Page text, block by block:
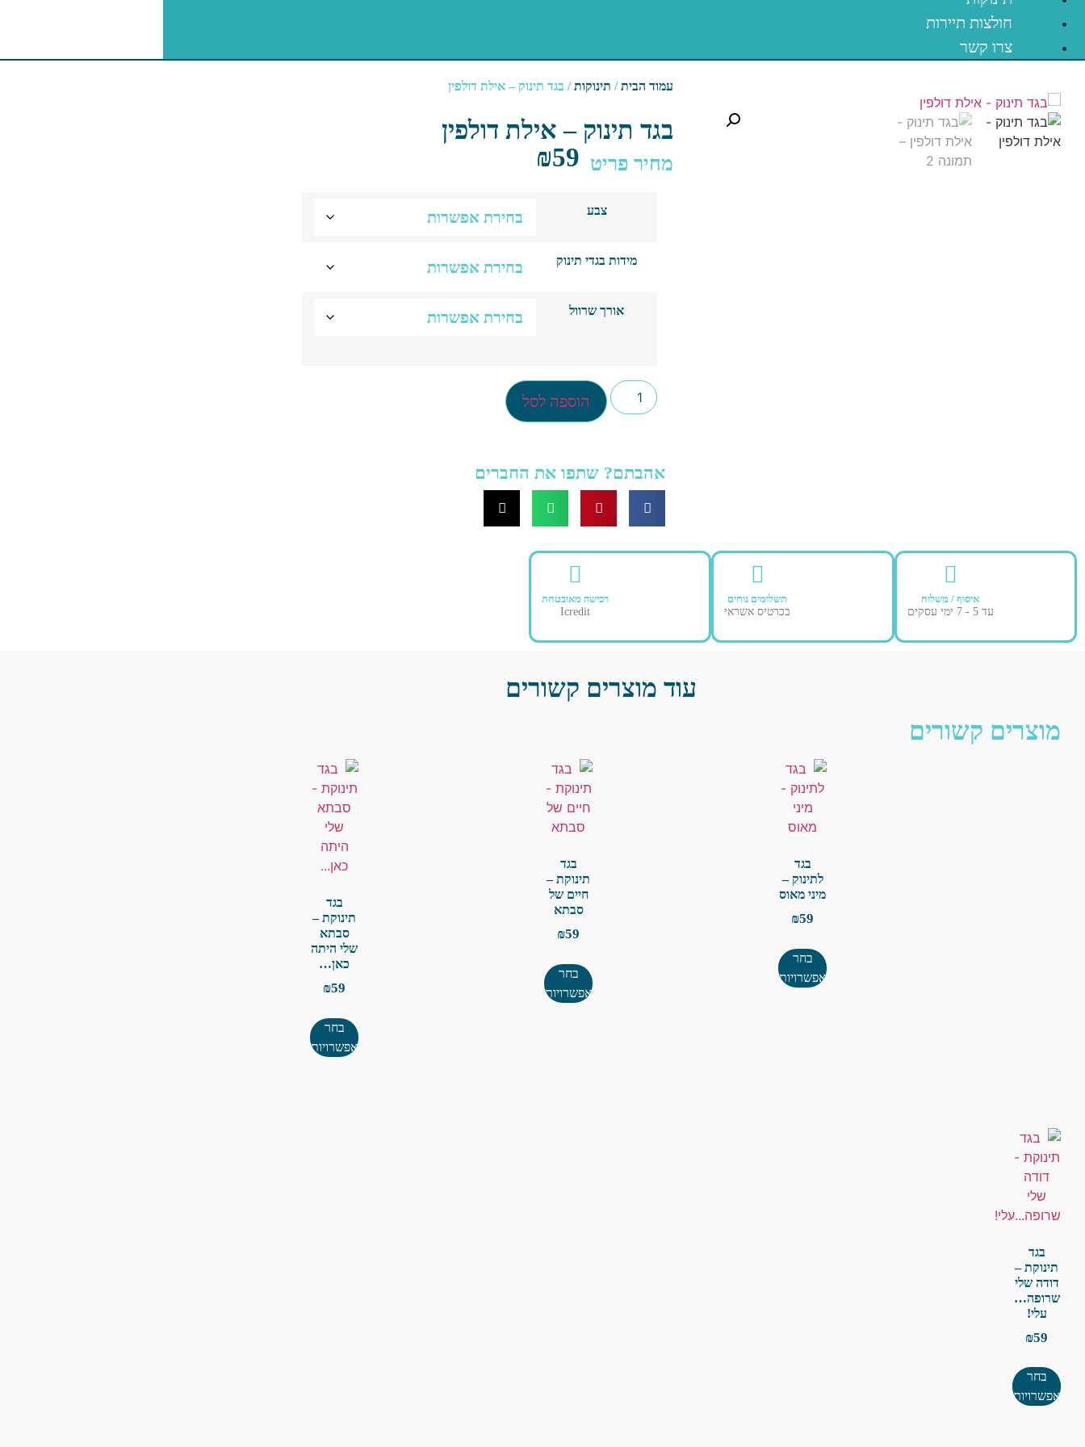
חולצות תיירות
צרו קשר
עמוד הבית/ תינוקות/ בגד תינוק – אילת דולפין
בגד תינוק – אילת דולפין
מחיר פריט ₪59
צבע
מידות בגדי תינוק
אורך שרוול
הוספה לסל
אהבתם? שתפו את החברים
רכישה מאובטחת
Icredit
תשלומים נוחים
בכרטיס אשראי
איסוף / משלוח
עד 5 - 7 ימי עסקים
עוד מוצרים קשורים
מוצרים קשורים
בגד
לתינוק –
מיני מאוס
₪59
בחר
אפשרויות
בגד
תינוקת –
חיים של
סבתא
₪59
בחר
אפשרויות
בגד
תינוקת –
סבתא
שלי היתה
כאן…
₪59
בחר
אפשרויות
בגד
תינוקת –
דודה שלי
שרופה…
עלי!
₪59
בחר
אפשרויות